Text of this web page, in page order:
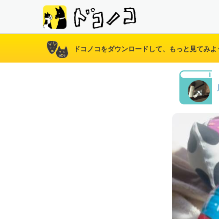
ドコノコをダウンロードして、もっと見てみ